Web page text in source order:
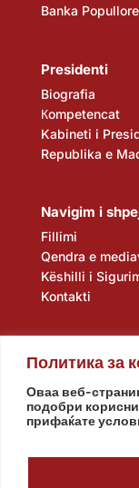
Политика за
Оваа веб-
подобри
прифаќате
Banka Popullore
Presidenti
Biografia
Кompetencat
Kabineti i
Republika e
Navigim i
Fillimi
Qendra e
Këshilli i
Kontakti